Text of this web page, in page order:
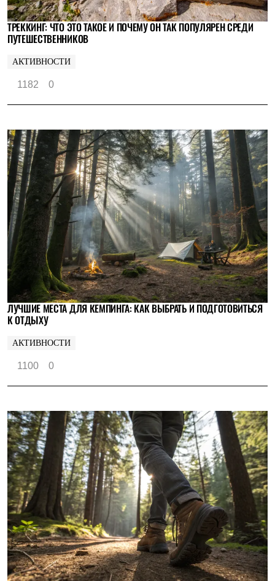
ТРЕККИНГ: ЧТО ЭТО ТАКОЕ И ПОЧЕМУ ОН ТАК ПОПУЛЯРЕН СРЕДИ
ПУТЕШЕСТВЕННИКОВ
АКТИВНОСТИ
1182 0
ЛУЧШИЕ МЕСТА ДЛЯ КЕМПИНГА: КАК ВЫБРАТЬ И ПОДГОТОВИТЬСЯ
К ОТДЫХУ
АКТИВНОСТИ
1100 0